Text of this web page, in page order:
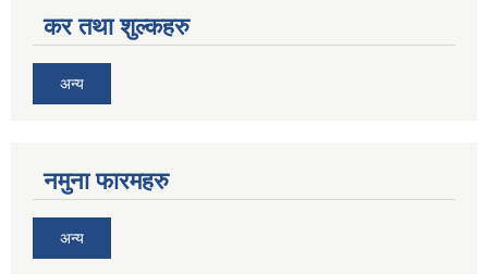
कर तथा शुल्कहरु
अन्य
नमुना फारमहरु
अन्य